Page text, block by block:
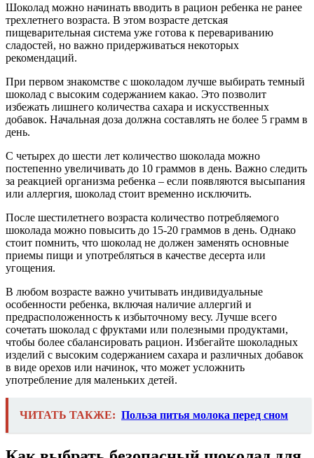
Шоколад можно начинать вводить в рацион ребенка не ранее
трехлетнего возраста. В этом возрасте детская
пищеварительная система уже готова к перевариванию
сладостей, но важно придерживаться некоторых
рекомендаций.
При первом знакомстве с шоколадом лучше выбирать темный
шоколад с высоким содержанием какао. Это позволит
избежать лишнего количества сахара и искусственных
добавок. Начальная доза должна составлять не более 5 грамм в
день.
С четырех до шести лет количество шоколада можно
постепенно увеличивать до 10 граммов в день. Важно следить
за реакцией организма ребенка – если появляются высыпания
или аллергия, шоколад стоит временно исключить.
После шестилетнего возраста количество потребляемого
шоколада можно повысить до 15-20 граммов в день. Однако
стоит помнить, что шоколад не должен заменять основные
приемы пищи и употребляться в качестве десерта или
угощения.
В любом возрасте важно учитывать индивидуальные
особенности ребенка, включая наличие аллергий и
предрасположенность к избыточному весу. Лучше всего
сочетать шоколад с фруктами или полезными продуктами,
чтобы более сбалансировать рацион. Избегайте шоколадных
изделий с высоким содержанием сахара и различных добавок
в виде орехов или начинок, что может усложнить
употребление для маленьких детей.
ЧИТАТЬ ТАКЖЕ: Польза питья молока перед сном